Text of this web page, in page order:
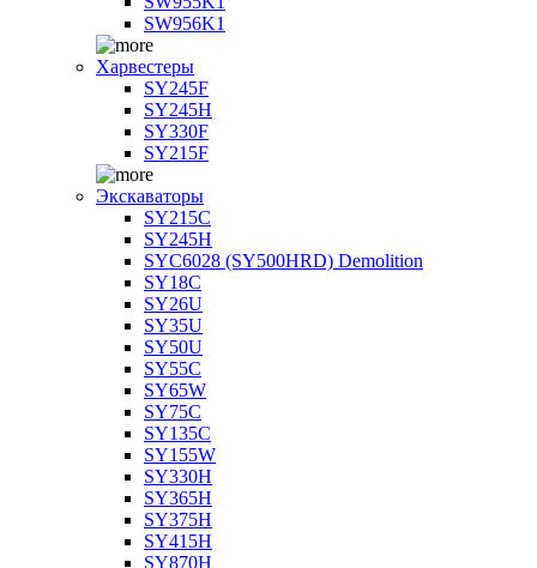
SW956K1
Харвестеры
SY245F
SY245H
SY330F
SY215F
Экскаваторы
SY215C
SY245H
SYC6028 (SY500HRD) Demolition
SY18C
SY26U
SY35U
SY50U
SY55C
SY65W
SY75C
SY135C
SY155W
SY330H
SY365H
SY375H
SY415H
SY870H